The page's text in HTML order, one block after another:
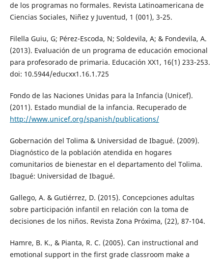
de los programas no formales. Revista Latinoamericana de
Ciencias Sociales, Niñez y Juventud, 1 (001), 3-25.
Filella Guiu, G; Pérez-Escoda, N; Soldevila, A; & Fondevila, A.
(2013). Evaluación de un programa de educación emocional
para profesorado de primaria. Educación XX1, 16(1) 233-253.
doi: 10.5944/educxx1.16.1.725
Fondo de las Naciones Unidas para la Infancia (Unicef).
(2011). Estado mundial de la infancia. Recuperado de
http://www.unicef.org/spanish/publications/
Gobernación del Tolima & Universidad de Ibagué. (2009).
Diagnóstico de la población atendida en hogares
comunitarios de bienestar en el departamento del Tolima.
Ibagué: Universidad de Ibagué.
Gallego, A. & Gutiérrez, D. (2015). Concepciones adultas
sobre participación infantil en relación con la toma de
decisiones de los niños. Revista Zona Próxima, (22), 87-104.
Hamre, B. K., & Pianta, R. C. (2005). Can instructional and
emotional support in the first grade classroom make a